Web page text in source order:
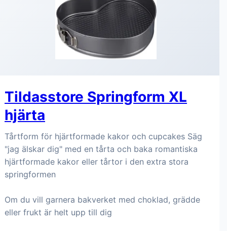
Tildasstore Springform XL
hjärta
Tårtform för hjärtformade kakor och cupcakes Säg
"jag älskar dig" med en tårta och baka romantiska
hjärtformade kakor eller tårtor i den extra stora
springformen
Om du vill garnera bakverket med choklad, grädde
eller frukt är helt upp till dig